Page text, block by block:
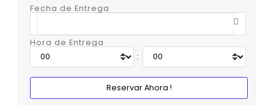
Fecha de Entrega
Hora de Entrega
: